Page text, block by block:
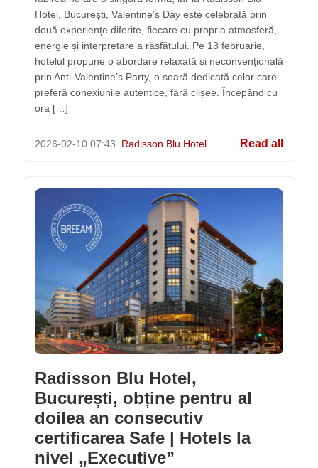
Hotel, București, Valentine’s Day este celebrată prin
două experiențe diferite, fiecare cu propria atmosferă,
energie și interpretare a răsfățului. Pe 13 februarie,
hotelul propune o abordare relaxată și neconvențională
prin Anti-Valentine’s Party, o seară dedicată celor care
preferă conexiunile autentice, fără clișee. Începând cu
ora […]
2026-02-10 07:43 Radisson Blu Hotel Read all
Radisson Blu Hotel,
București, obține pentru al
doilea an consecutiv
certificarea Safe | Hotels la
nivel „Executive”